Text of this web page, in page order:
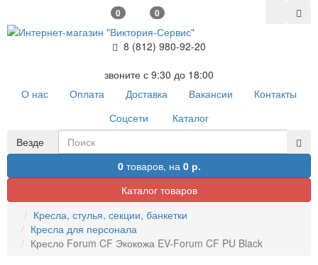
0 0
8 (812) 980-92-20
звоните с 9:30 до 18:00
О нас
Оплата Доставка Вакансии
Контакты
Соцсети
Каталог
Везде
0товаров, на 0 р.
Каталог товаров
Кресла, стулья, секции, банкетки
Кресла для персонала
Кресло Forum CF Экокожа EV-Forum CF PU Black